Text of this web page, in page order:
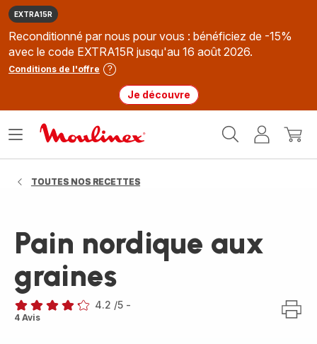
EXTRA15R
Reconditionné par nous pour vous : bénéficiez de -15%
avec le code EXTRA15R jusqu'au 16 août 2026.
Conditions de l'offre
Je découvre
MonMon
Ouvrir
TOUTES NOS RECETTES
Pain nordique aux
graines
ratings.4.2
4.2 /5 -
4 Avis